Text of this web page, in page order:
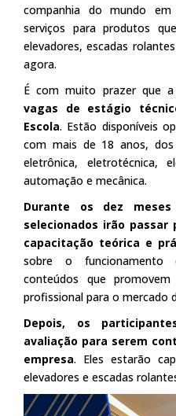
companhia do mundo
serviços para produtos
elevadores, escadas
agora.
É com muito prazer que a
vagas de estágio
Escola. Estão disponíveis
com mais de 18 anos,
eletrônica, eletrotécnica,
automação e mecânica.
Durante os dez
selecionados irão passar
capacitação teórica e
sobre o funcionamento
conteúdos que
profissional para o mercado
Depois, os
avaliação para serem
empresa. Eles estarão
elevadores e escadas